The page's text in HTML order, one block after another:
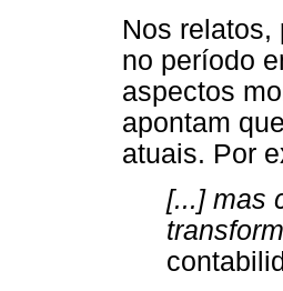
Nos relatos,
no período
aspectos
apontam
atuais. Por
[...] mas